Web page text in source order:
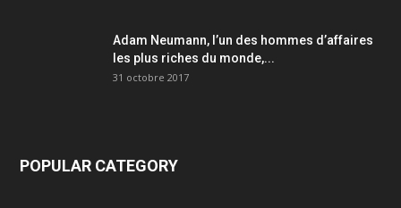
Adam Neumann, l’un des hommes d’affaires
les plus riches du monde,...
31 octobre 2017
POPULAR CATEGORY